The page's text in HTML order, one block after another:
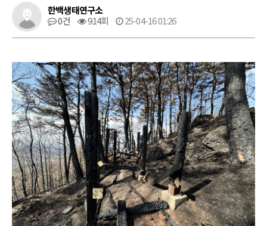
한백생태연구소
0건
914회 25-04-16 01:26